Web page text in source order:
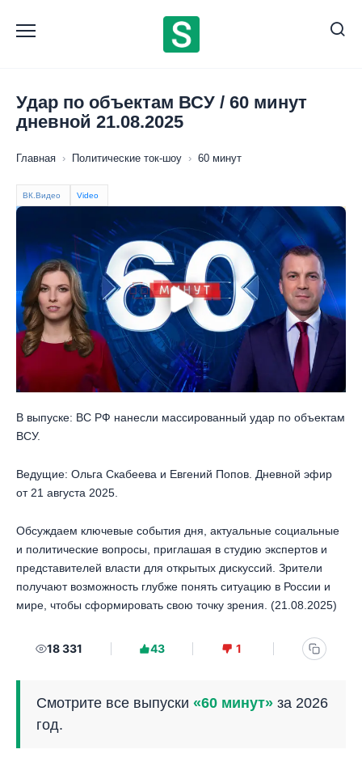
содержанию
Удар по объектам ВСУ / 60 минут
дневной 21.08.2025
Главная › Политические ток-шоу › 60 минут
ВК.Видео Video
В выпуске: ВС РФ нанесли массированный удар по объектам
ВСУ.
Ведущие: Ольга Скабеева и Евгений Попов. Дневной эфир
от 21 августа 2025.
Обсуждаем ключевые события дня, актуальные социальные
и политические вопросы, приглашая в студию экспертов и
представителей власти для открытых дискуссий. Зрители
получают возможность глубже понять ситуацию в России и
мире, чтобы сформировать свою точку зрения. (21.08.2025)
18 331 43 1
Смотрите все выпуски «60 минут» за 2026
год.